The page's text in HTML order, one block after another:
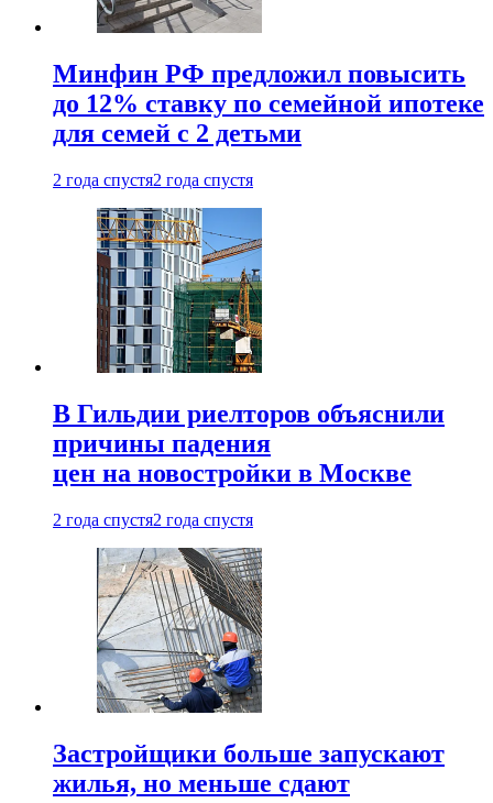
Минфин РФ предложил повысить
до 12% ставку по семейной ипотеке
для семей с 2 детьми
2 года спустя2 года спустя
В Гильдии риелторов объяснили
причины падения
цен на новостройки в Москве
2 года спустя2 года спустя
Застройщики больше запускают
жилья, но меньше сдают